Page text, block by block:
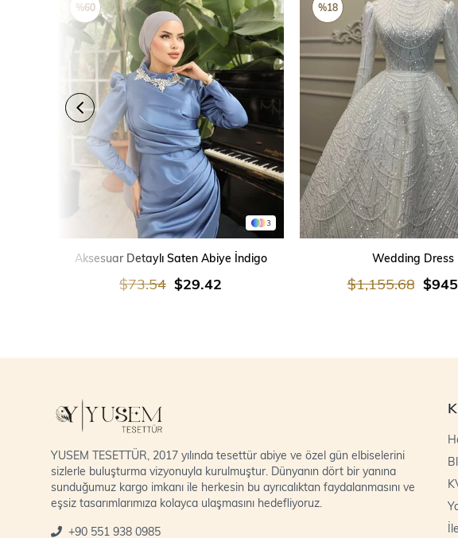
3
Aksesuar Detaylı Saten Abiye İndigo
$29.42
$73.54
%60
Wedding Dress
$1,155.68
%18
YUSEM TESETTÜR, 2017 yılında tesettür abiye ve özel gün elbiselerini
sizlerle buluşturma vizyonuyla kurulmuştur. Dünyanın dört bir yanına
sunduğumuz kargo imkanı ile herkesin bu ayrıcalıktan faydalanmasını ve
eşsiz tasarımlarımıza kolayca ulaşmasını hedefliyoruz.
+90 551 938 0985